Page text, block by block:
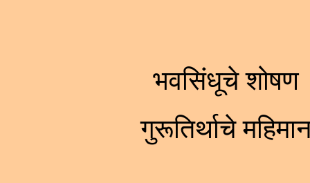
भवसिंधूचे
गुरूतिर्थाचे